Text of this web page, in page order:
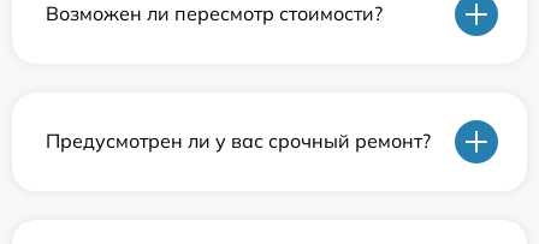
Возможен ли пересмотр стоимости?
Предусмотрен ли у вас срочный ремонт?